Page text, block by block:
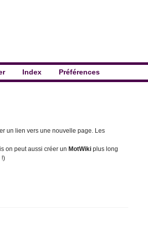
Index Préférences
un lien vers une nouvelle page. Les
on peut aussi créer un MotWiki plus long
!)